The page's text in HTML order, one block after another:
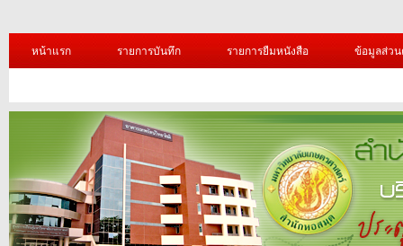
หน้าแรก รายการบันทึก รายการยืมหนังสือ ข้อมูลส่ว